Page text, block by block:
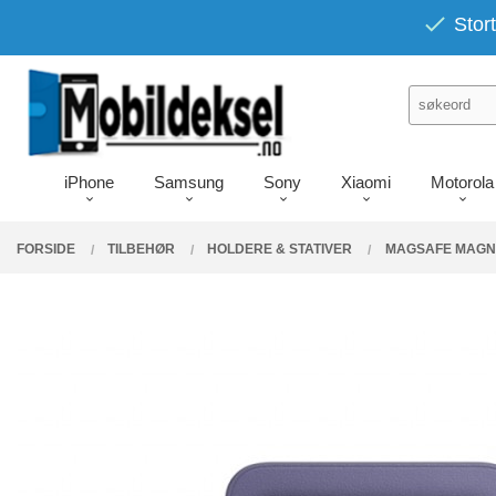
innholdet
iPhone Samsung Sony Xiaomi Motorola
FORSIDE TILBEHØR HOLDERE & STATIVER MAGSAFE